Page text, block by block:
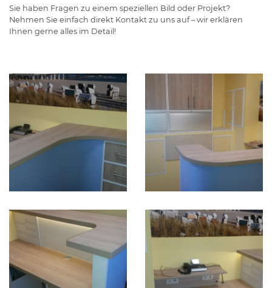
Sie haben Fragen zu einem speziellen Bild oder Projekt?
Nehmen Sie einfach direkt Kontakt zu uns auf – wir erklären
Ihnen gerne alles im Detail!